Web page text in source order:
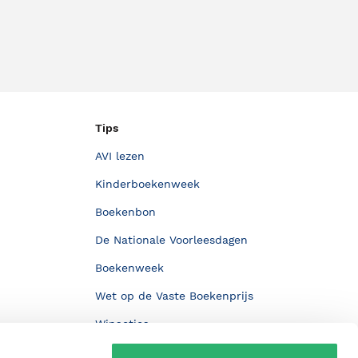
Tips
AVI lezen
Kinderboekenweek
Boekenbon
De Nationale Voorleesdagen
Boekenweek
Wet op de Vaste Boekenprijs
Winacties